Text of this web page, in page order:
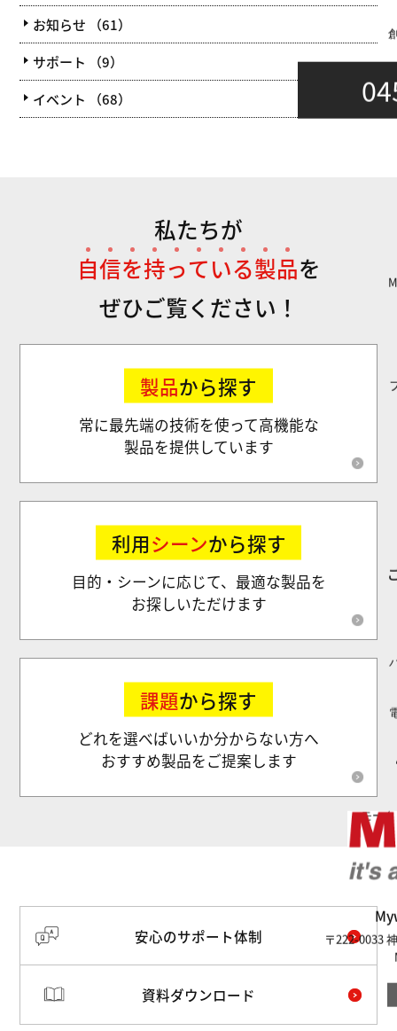
モー
〒222-0033
お知らせ （61）
サポート （9）
イベント （68）
私たちが
自信を持っている製品を
ぜひご覧ください！
製品から探す
常に最先端の技術を使って高機能な
製品を提供しています
利用シーンから探す
目的・シーンに応じて、最適な製品を
お探しいただけます
課題から探す
どれを選べばいいか分からない方へ
おすすめ製品をご提案します
安心のサポート体制
資料ダウンロード